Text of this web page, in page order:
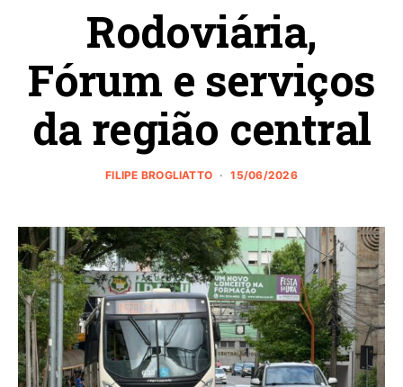
Rodoviária,
Fórum e serviços
da região central
FILIPE BROGLIATTO 15/06/2026